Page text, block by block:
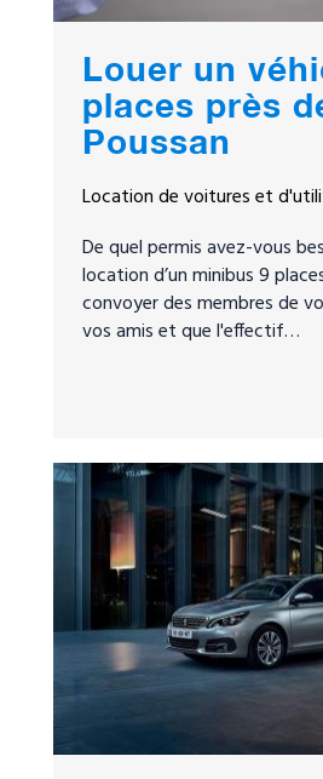
Louer un
places près
Poussan
Location de voitures et
De quel permis avez-vous
location d’un minibus 9
convoyer des membres de
vos amis et que l'effectif…